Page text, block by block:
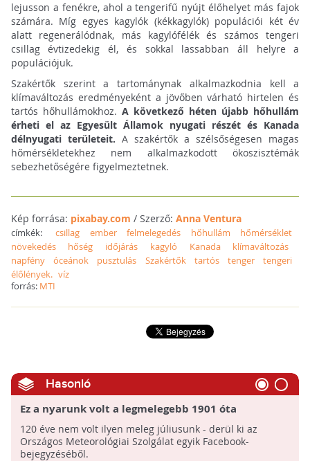
lejusson a fenékre, ahol a tengerifű nyújt élőhelyet más fajok
számára. Míg egyes kagylók (kékkagylók) populációi két év
alatt regenerálódnak, más kagylófélék és számos tengeri
csillag évtizedekig él, és sokkal lassabban áll helyre a
populációjuk.
Szakértők szerint a tartománynak alkalmazkodnia kell a
klímaváltozás eredményeként a jövőben várható hirtelen és
tartós hőhullámokhoz. A következő héten újabb hőhullám
érheti el az Egyesült Államok nyugati részét és Kanada
délnyugati területeit. A szakértők a szélsőségesen magas
hőmérsékletekhez nem alkalmazkodott ökoszisztémák
sebezhetőségére figyelmeztetnek.
Kép forrása: pixabay.com / Szerző: Anna Ventura
címkék: csillag ember felmelegedés hőhullám
hőmérséklet
növekedés
hőség időjárás kagyló Kanada
klímaváltozás
napfény
óceánok pusztulás Szakértők tartós tenger
tengeri
élőlények. víz
forrás: MTI
Hasonló
Ez a nyarunk volt a legmelegebb 1901 óta
120 éve nem volt ilyen meleg júliusunk - derül ki az
Országos Meteorológiai Szolgálat egyik Facebook-
bejegyzéséből.